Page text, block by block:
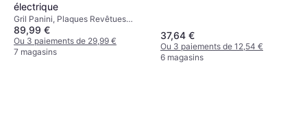
électrique
Gril Panini, Plaques Revêtues
Antiadhésives, Plaque Amovible,
Thermostat Réglable, Lumière de
Température, Bac à Graisse, 1800
89,99 €
Ou 3 paiements de 29,99 €
7 magasins
37,64 €
Ou 3 paiements de 12,54 €
6 magasins